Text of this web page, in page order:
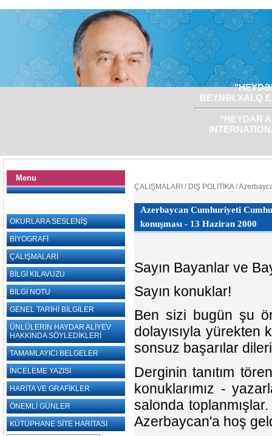
BEYNƏLXALQ
"HEYDAR
Menu
OKURLARA SESLENİŞ
BİYOGRAFİ
ÇALIŞMALARI
BİLGİ KILAVUZU
BİLGİ NOTU
GENEL TARİHİ BİLGİLER
ÜNLÜLERİN HAYDAR ALİYEV
HAKKINDA SÖYLEDİKLERİ
TAMAMLAYICI BELGELER
İNCELEME YAZISI
HARİTA VE GRAFİKLER
ÖNEMLİ GÜNLER
KÜTÜPHANE SİTE HARİTASI
ÇALIŞMALARI / DIŞ POLİTİKA/
Azerbaycan Cumhuriyeti
konuşması - 13 Haziran 2000‎
Sayın Bayanlar ve
Sayın konuklar!
Ben sizi bugün şu
dolayısıyla yürekten
sonsuz başarılar
Derginin tanıtım
konuklarımız -
salonda
Azerbaycan'a hoş